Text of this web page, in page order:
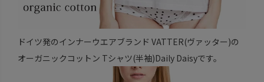
ドイツ発のインナーウエアブランド VATTER(ヴァッター)の
オーガニックコットン Tシャツ(半袖)Daily Daisyです。